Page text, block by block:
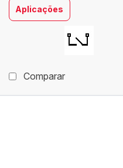
Aplicações
Comparar